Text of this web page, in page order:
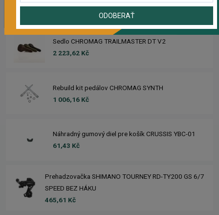
1 104,44 Kč
Sedlo CHROMAG TRAILMASTER DT V2
2 223,62 Kč
Rebuild kit pedálov CHROMAG SYNTH
1 006,16 Kč
Náhradný gumový diel pre košík CRUSSIS YBC-01
61,43 Kč
Prehadzovačka SHIMANO TOURNEY RD-TY200 GS 6/7
SPEED BEZ HÁKU
465,61 Kč
ODOBERAŤ